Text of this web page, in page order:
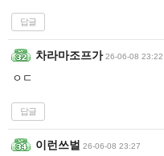
답글
차라마조프가 26-06-08 23:22
ㅇㄷ
답글
이런쓰벌 26-06-08 23:27